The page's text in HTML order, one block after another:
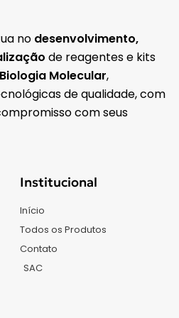
no desenvolvimento,
de reagentes e kits
Biologia Molecular,
de qualidade, com
com seus
Institucional
Início
Todos os Produtos
Contato
SAC